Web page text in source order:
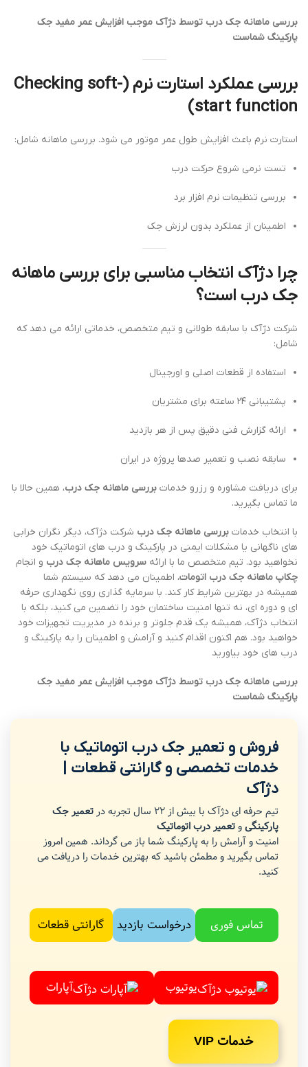
بررسی ماهانه جک درب توسط دژآک موجب افزایش عمر مفید جک
پارکینگ شماست
بررسی عملکرد استارت نرم (Checking soft-
start function)
استارت نرم باعث افزایش طول عمر موتور می شود. بررسی ماهانه شامل:
تست نرمی شروع حرکت درب
بررسی تنظیمات نرم افزار برد
اطمینان از عملکرد بدون لرزش جک
چرا دژآک انتخاب مناسبی برای بررسی ماهانه
جک درب است؟
شرکت دژآک با سابقه طولانی و تیم متخصص، خدماتی ارائه می دهد که
شامل:
استفاده از قطعات اصلی و اورجینال
پشتیبانی ۲۴ ساعته برای مشتریان
ارائه گزارش فنی دقیق پس از هر بازدید
سابقه نصب و تعمیر صدها پروژه در ایران
برای دریافت مشاوره و رزرو خدمات بررسی ماهانه جک درب، همین حالا با
ما تماس بگیرید.
با انتخاب خدمات بررسی ماهانه جک درب شرکت دژآک، دیگر نگران خرابی
های ناگهانی یا مشکلات ایمنی در پارکینگ و درب های اتوماتیک خود
نخواهید بود. تیم متخصص ما با ارائه سرویس ماهانه جک درب و انجام
چکاپ ماهانه جک درب اتومات، اطمینان می دهد که سیستم شما
همیشه در بهترین شرایط کار کند. با سرمایه گذاری روی نگهداری حرفه
ای و دوره ای، نه تنها امنیت ساختمان خود را تضمین می کنید، بلکه با
انتخاب دژآک، همیشه یک قدم جلوتر و برنده در مدیریت تجهیزات خود
خواهید بود. هم اکنون اقدام کنید و آرامش و اطمینان را به پارکینگ و
درب های خود بیاورید
بررسی ماهانه جک درب توسط دژآک موجب افزایش عمر مفید جک
پارکینگ شماست
فروش و تعمیر جک درب اتوماتیک با
خدمات تخصصی و گارانتی قطعات |
دژآک
تیم حرفه ای دژآک با بیش از 22 سال تجربه در
تعمیر جک
پارکینگیو تعمیر درب اتوماتیک
امنیت و آرامش را به پارکینگ شما باز می گرداند. همین امروز
تماس بگیرید و مطمئن باشید که بهترین خدمات را دریافت می
کنید.
تماس فوری درخواست بازدید گارانتی قطعات
یوتیوب آپارات
خدمات VIP